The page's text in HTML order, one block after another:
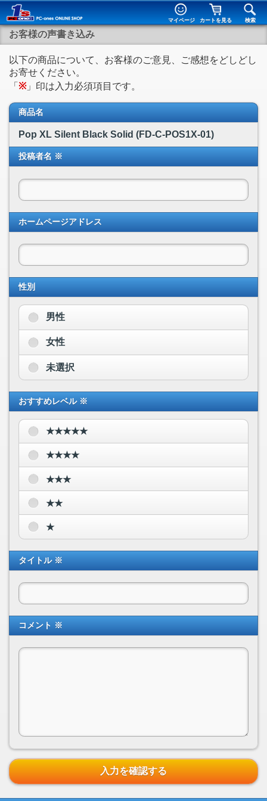
マイページ カートを見る 検索
お客様の声書き込み
以下の商品について、お客様のご意見、ご感想をどしどし
お寄せください。
「 ※」印は入力必須項目です。
商品名
Pop XL Silent Black Solid (FD-C-POS1X-01)
投稿者名 ※
ホームページアドレス
性別
男性
女性
未選択
おすすめレベル ※
★★★★★
★★★★
★★★
★★
★
タイトル ※
コメント ※
入力を確認する